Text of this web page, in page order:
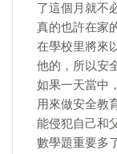
了這個月就不
真的也許在家
在學校里將來
他的，所以安
如果一天當中
用來做安全教
能侵犯自己和
數學題重要多